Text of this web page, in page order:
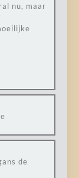
nu, maar
de